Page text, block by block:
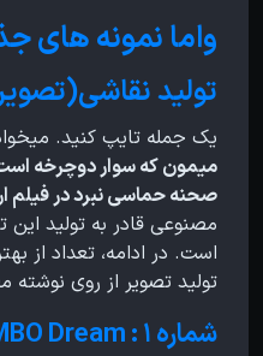
واما نمونه های
تولید
یک جمله تایپ کنید.
میمون که سوار دوچرخه
صحنه حماسی نبرد در فیلم
مصنوعی قادر به تولید
است. در ادامه، تعداد از
تولید تصویر از روی نوشته
شماره ۱ : WOMBO Dream